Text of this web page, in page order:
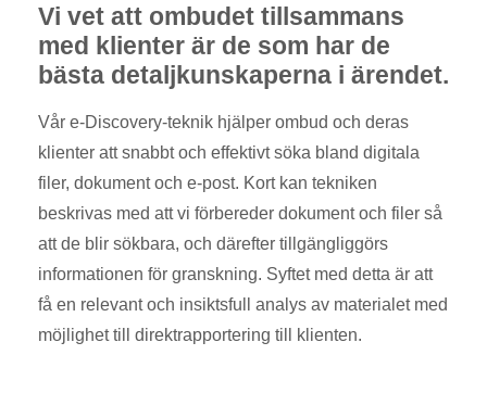
Vi vet att ombudet tillsammans
med klienter är de som har de
bästa detaljkunskaperna i ärendet.
Vår e-Discovery-teknik hjälper ombud och deras
klienter att snabbt och effektivt söka bland digitala
filer, dokument och e-post. Kort kan tekniken
beskrivas med att vi förbereder dokument och filer så
att de blir sökbara, och därefter tillgängliggörs
informationen för granskning. Syftet med detta är att
få en relevant och insiktsfull analys av materialet med
möjlighet till direktrapportering till klienten.